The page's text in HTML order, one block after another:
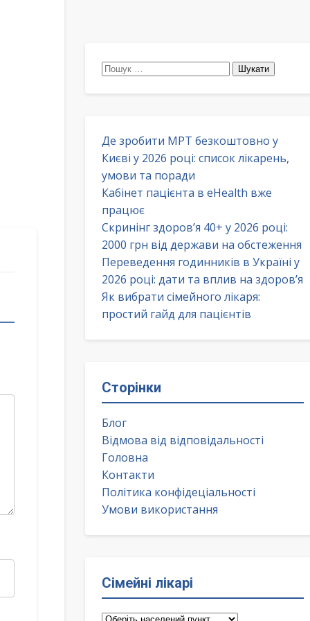
Пошук:
Де зробити МРТ безкоштовно у
Києві у 2026 році: список лікарень,
умови та поради
Кабінет пацієнта в eHealth вже
працює
Скринінг здоров’я 40+ у 2026 році:
2000 грн від держави на обстеження
Переведення годинників в Україні у
2026 році: дати та вплив на здоров’я
Як вибрати сімейного лікаря:
простий гайд для пацієнтів
Сторінки
Блог
Відмова від відповідальності
Головна
Контакти
Політика конфідеціальності
Умови використання
Сімейні лікарі
Сімейні